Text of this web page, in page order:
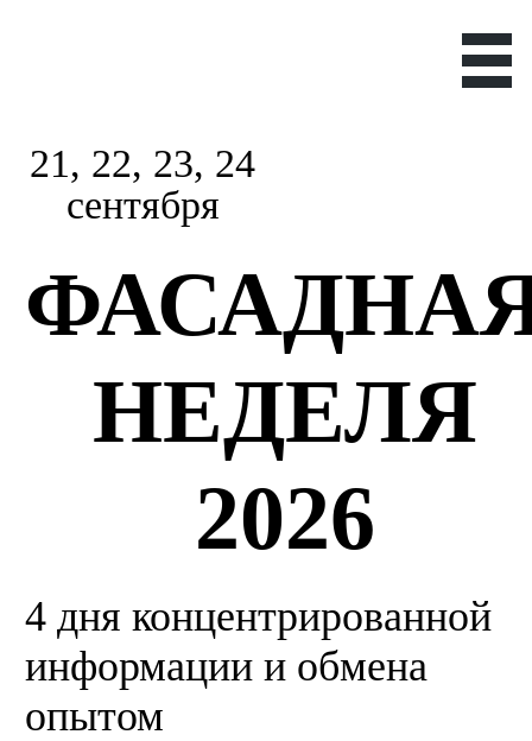
21, 22, 23, 24
сентября
НЕДЕЛЯ
2026
4 дня концентрированной
информации и обмена
опытом